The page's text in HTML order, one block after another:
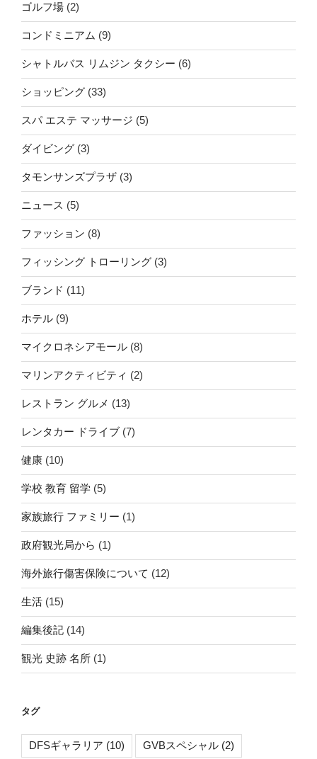
ゴルフ場 (2)
コンドミニアム (9)
シャトルバス リムジン タクシー (6)
ショッピング (33)
スパ エステ マッサージ (5)
ダイビング (3)
タモンサンズプラザ (3)
ニュース (5)
ファッション (8)
フィッシング トローリング (3)
ブランド (11)
ホテル (9)
マイクロネシアモール (8)
マリンアクティビティ (2)
レストラン グルメ (13)
レンタカー ドライブ (7)
健康 (10)
学校 教育 留学 (5)
家族旅行 ファミリー (1)
政府観光局から (1)
海外旅行傷害保険について (12)
生活 (15)
編集後記 (14)
観光 史跡 名所 (1)
タグ
DFSギャラリア (10) GVBスペシャル (2)